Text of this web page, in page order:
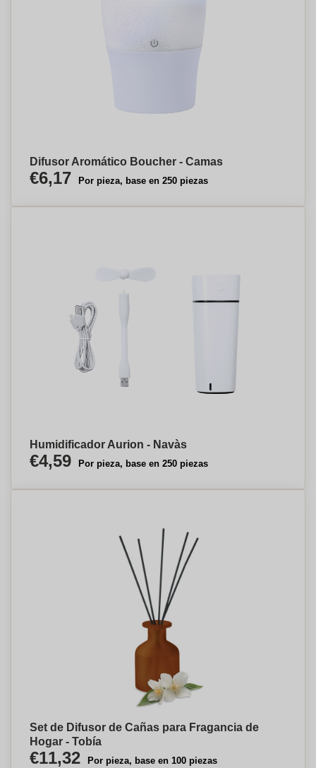
Difusor Aromático Boucher - Camas
€6,17 Por pieza, base en 250 piezas
Humidificador Aurion - Navàs
€4,59 Por pieza, base en 250 piezas
Set de Difusor de Cañas para Fragancia de
Hogar - Tobía
€11,32 Por pieza, base en 100 piezas